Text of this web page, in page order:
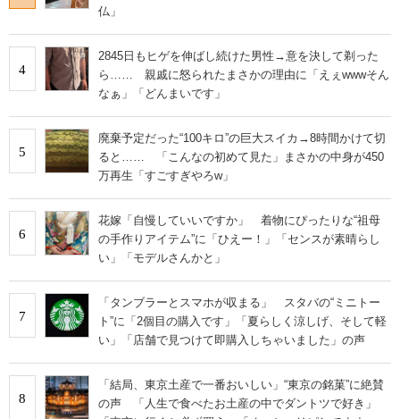
仏」
4
2845日もヒゲを伸ばし続けた男性→意を決して剃った
ら…… 親戚に怒られたまさかの理由に「えぇwwwそん
なぁ」「どんまいです」
5
廃棄予定だった“100キロ”の巨大スイカ→8時間かけて切
ると…… 「こんなの初めて見た」まさかの中身が450
万再生「すごすぎやろw」
6
花嫁「自慢していいですか」 着物にぴったりな“祖母
の手作りアイテム”に「ひえー！」「センスが素晴らし
い」「モデルさんかと」
7
「タンブラーとスマホが収まる」 スタバの“ミニトー
ト”に「2個目の購入です」「夏らしく涼しげ、そして軽
い」「店舗で見つけて即購入しちゃいました」の声
8
「結局、東京土産で一番おいしい」“東京の銘菓”に絶賛
の声 「人生で食べたお土産の中でダントツで好き」